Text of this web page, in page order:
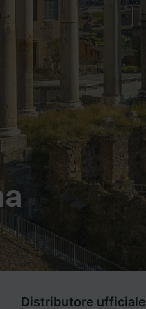
Distributore ufficiale